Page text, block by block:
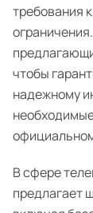
требования
чтобы
надежному
В сфере
предлагает